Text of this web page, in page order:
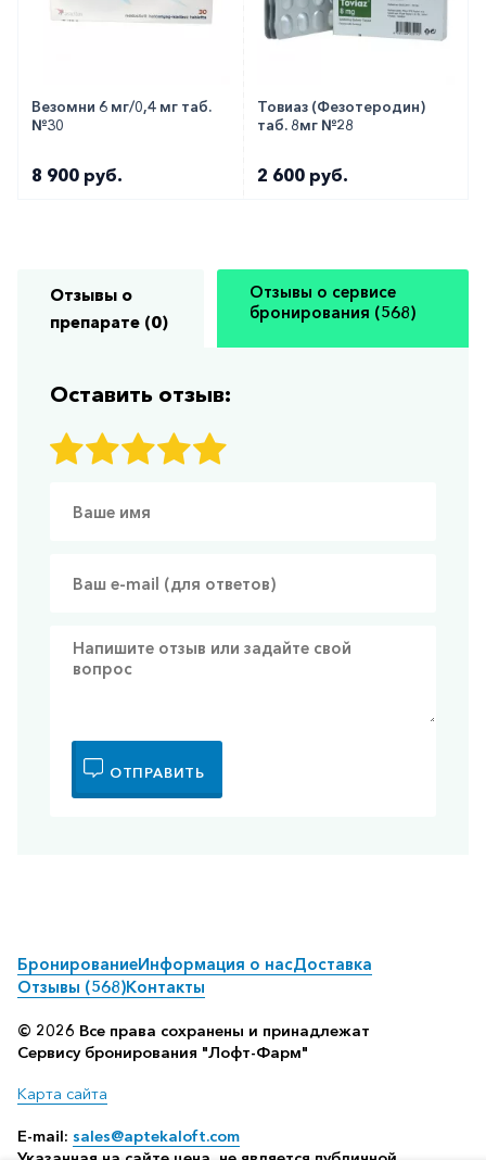
Везомни 6 мг/0,4 мг таб.
№30
8 900 руб.
Товиаз (Фезотеродин)
таб. 8мг №28
2 600 руб.
Отзывы о
препарате (0)
Отзывы о сервисе
бронирования (568)
Оставить отзыв:
ОТПРАВИТЬ
БронированиеИнформация о насДоставка
Отзывы (568)Контакты
© 2026 Все права сохранены и принадлежат
Сервису бронирования "Лофт-Фарм"
Карта сайта
E-mail: sales@aptekaloft.com